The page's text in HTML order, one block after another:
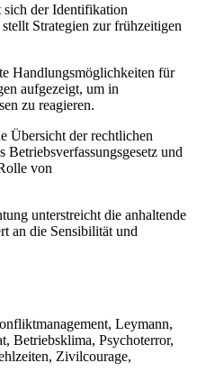
der Identifikation
Strategien zur frühzeitigen
Handlungsmöglichkeiten für
aufgezeigt, um in
zu reagieren.
Übersicht der rechtlichen
Betriebsverfassungsgesetz und
von
unterstreicht die anhaltende
an die Sensibilität und
Leymann,
Betriebsklima, Psychoterror,
Zivilcourage,